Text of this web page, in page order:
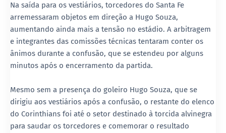
Na saída para os vestiários, torcedores do Santa Fe
arremessaram objetos em direção a Hugo Souza,
aumentando ainda mais a tensão no estádio. A arbitragem
e integrantes das comissões técnicas tentaram conter os
ânimos durante a confusão, que se estendeu por alguns
minutos após o encerramento da partida.
Mesmo sem a presença do goleiro Hugo Souza, que se
dirigiu aos vestiários após a confusão, o restante do elenco
do Corinthians foi até o setor destinado à torcida alvinegra
para saudar os torcedores e comemorar o resultado